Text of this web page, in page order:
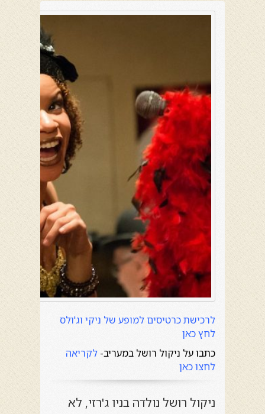
לרכישת כרטיסים למופע של ניקי וג'ולס
לחץ כאן
כתבו על ניקול רושל במעריב- לקריאה
לחצו כאן
ניקול רושל נולדה בניו ג'רזי, לא